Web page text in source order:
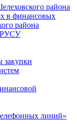
района
в финансовых
района
линий»